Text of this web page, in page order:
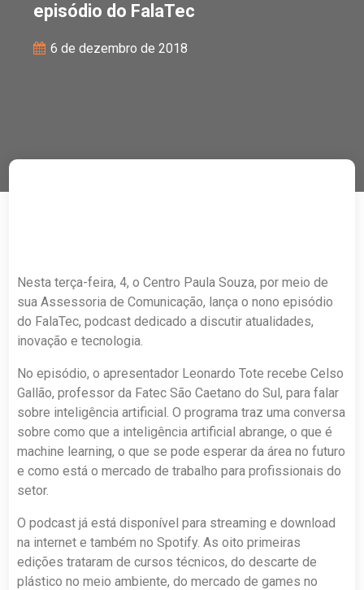
episódio do FalaTec
6 de dezembro de 2018
Nesta terça-feira, 4, o Centro Paula Souza, por meio de
sua Assessoria de Comunicação, lança o nono episódio
do FalaTec, podcast dedicado a discutir atualidades,
inovação e tecnologia.
No episódio, o apresentador Leonardo Tote recebe Celso
Gallão, professor da Fatec São Caetano do Sul, para falar
sobre inteligência artificial. O programa traz uma conversa
sobre como que a inteligência artificial abrange, o que é
machine learning, o que se pode esperar da área no futuro
e como está o mercado de trabalho para profissionais do
setor.
O podcast já está disponível para streaming e download
na internet e também no Spotify. As oito primeiras
edições trataram de cursos técnicos, do descarte de
plástico no meio ambiente, do mercado de games no